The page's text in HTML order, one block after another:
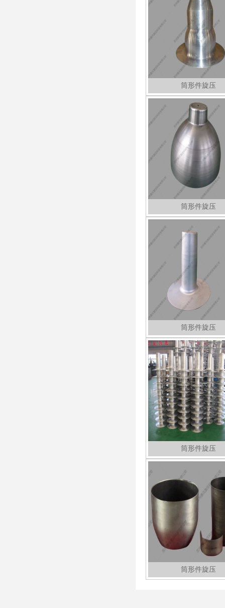
筒形件旋压
筒形件旋压
筒形件旋压
筒形件旋压
筒形件旋压